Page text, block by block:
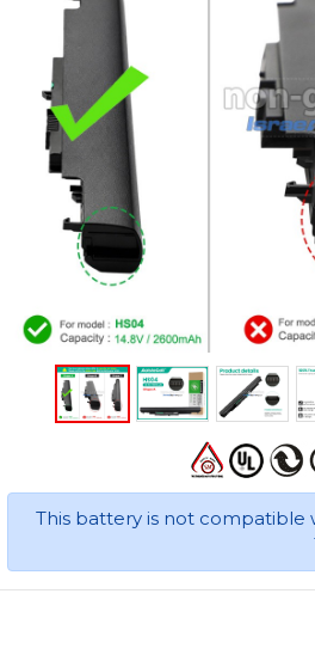
This battery is not compatible